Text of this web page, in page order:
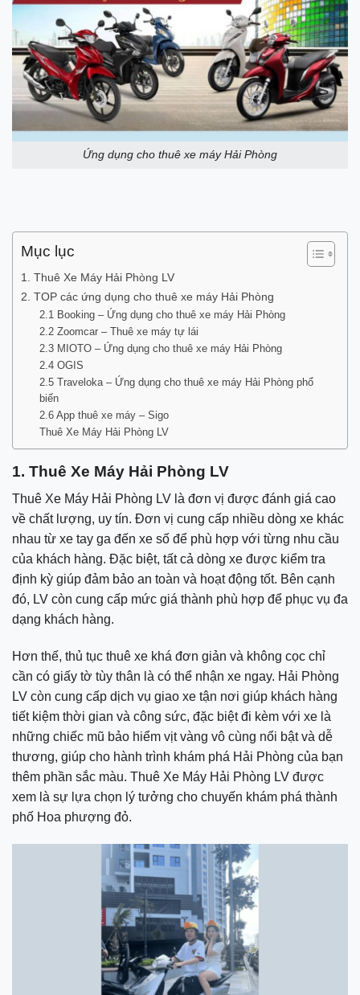
Ứng dụng cho thuê xe máy Hải Phòng
Mục lục
1. Thuê Xe Máy Hải Phòng LV
2. TOP các ứng dụng cho thuê xe máy Hải Phòng
2.1 Booking – Ứng dụng cho thuê xe máy Hải Phòng
2.2 Zoomcar – Thuê xe máy tự lái
2.3 MIOTO – Ứng dụng cho thuê xe máy Hải Phòng
2.4 OGIS
2.5 Traveloka – Ứng dụng cho thuê xe máy Hải Phòng phổ
biến
2.6 App thuê xe máy – Sigo
Thuê Xe Máy Hải Phòng LV
1. Thuê Xe Máy Hải Phòng LV
Thuê Xe Máy Hải Phòng LV là đơn vị được đánh giá cao
về chất lượng, uy tín. Đơn vị cung cấp nhiều dòng xe khác
nhau từ xe tay ga đến xe số để phù hợp với từng nhu cầu
của khách hàng. Đặc biệt, tất cả dòng xe được kiểm tra
định kỳ giúp đảm bảo an toàn và hoạt động tốt. Bên cạnh
đó, LV còn cung cấp mức giá thành phù hợp để phục vụ đa
dạng khách hàng.
Hơn thế, thủ tục thuê xe khá đơn giản và không cọc chỉ
cần có giấy tờ tùy thân là có thể nhận xe ngay. Hải Phòng
LV còn cung cấp dịch vụ giao xe tận nơi giúp khách hàng
tiết kiệm thời gian và công sức, đặc biệt đi kèm với xe là
những chiếc mũ bảo hiểm vịt vàng vô cùng nổi bật và dễ
thương, giúp cho hành trình khám phá Hải Phòng của bạn
thêm phần sắc màu. Thuê Xe Máy Hải Phòng LV được
xem là sự lựa chọn lý tưởng cho chuyến khám phá thành
phố Hoa phượng đỏ.